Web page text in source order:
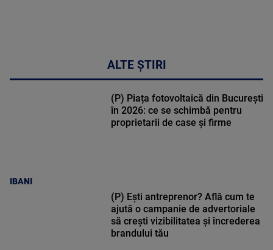
ALTE ȘTIRI
IBANI
(P) Piața fotovoltaică din București
în 2026: ce se schimbă pentru
proprietarii de case și firme
(P) Ești antreprenor? Află cum te
ajută o campanie de advertoriale
să crești vizibilitatea și încrederea
brandului tău